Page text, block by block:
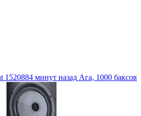
1520884 минут назад Ага, 1000 баксов